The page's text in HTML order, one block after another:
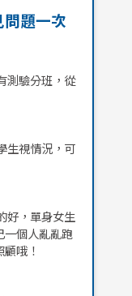
問題一次
測驗分班，從
生視情況，可
好，單身女生
一個人亂亂跑
哦！